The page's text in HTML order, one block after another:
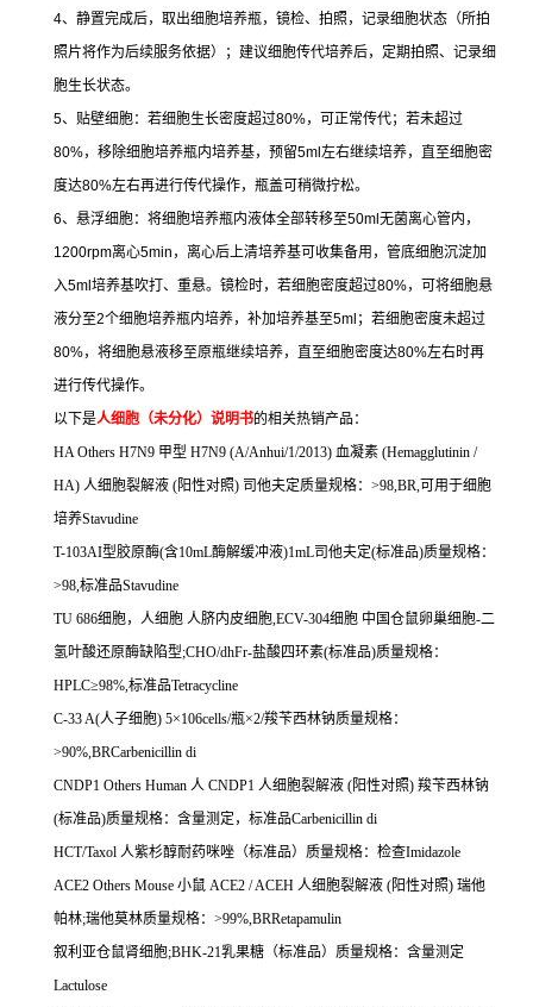
4、静置完成后，取出细胞培养瓶，镜检、拍照，记录细胞状态（所拍
照片将作为后续服务依据）；建议细胞传代培养后，定期拍照、记录细
胞生长状态。
5、贴壁细胞：若细胞生长密度超过80%，可正常传代；若未超过
80%，移除细胞培养瓶内培养基，预留5ml左右继续培养，直至细胞密
度达80%左右再进行传代操作，瓶盖可稍微拧松。
6、悬浮细胞：将细胞培养瓶内液体全部转移至50ml无菌离心管内，
1200rpm离心5min ，离心后上清培养基可收集备用，管底细胞沉淀加
入5ml培养基吹打、重悬。镜检时，若细胞密度超过80%，可将细胞悬
液分至2个细胞培养瓶内培养，补加培养基至5ml ；若细胞密度未超过
80%，将细胞悬液移至原瓶继续培养，直至细胞密度达80%左右时再
进行传代操作。
以下是人细胞（未分化）说明书的相关热销产品：
HA Others H7N9 甲型 H7N9 (A/Anhui/1/2013) 血凝素 (Hemagglutinin /
HA) 人细胞裂解液 (阳性对照) 司他夫定质量规格： >98,BR, 可用于细胞
培养Stavudine
T-103AI型胶原酶(含10mL酶解缓冲液)1mL司他夫定(标准品)质量规格：
>98, 标准品Stavudine
TU 686细胞，人细胞 人脐内皮细胞 ,ECV-304细胞 中国仓鼠卵巢细胞-二
氢叶酸还原酶缺陷型;CHO/dhFr-盐酸四环素(标准品)质量规格：
HPLC≥98%, 标准品Tetracycline
C-33 A(人子细胞) 5×106cells/瓶×2/羧苄西林钠质量规格：
>90%,BRCarbenicillin di
CNDP1 Others Human 人 CNDP1 人细胞裂解液 (阳性对照) 羧苄西林钠
(标准品)质量规格：含量测定，标准品Carbenicillin di
HCT/Taxol 人紫杉醇耐药咪唑（标准品）质量规格：检查Imidazole
ACE2 Others Mouse 小鼠 ACE2 / ACEH 人细胞裂解液 (阳性对照) 瑞他
帕林;瑞他莫林质量规格： >99%,BRRetapamulin
叙利亚仓鼠肾细胞;BHK-21乳果糖（标准品）质量规格：含量测定
Lactulose